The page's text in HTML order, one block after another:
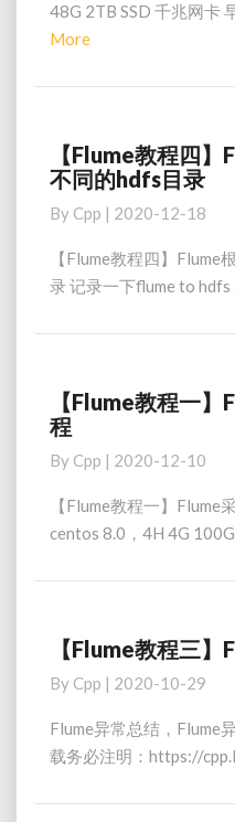
集
群
记
录
48G 2TB SSD 千兆网卡
MoreRead
【Flume
教
四】
Flume
根
据
出
到
不
同
的
hdfs
目
【Flume教程四
不同的hdfs目录
By Cpp | 2020-12-18
【Flume教程四】Flume
录 记录一下flume to
【Flume
教
一】
Flume
采
集
细
教
程
【Flume教程一
程
By Cpp | 2020-12-10
【Flume教程一】Flume
centos 8.0，4H 4G
【Flume
程
三】
Flume
异
【Flume教程三
By Cpp | 2020-10-29
Flume异常总结，Flume
载务必注明：https://